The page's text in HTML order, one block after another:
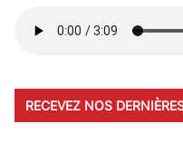
RECEVEZ NOS